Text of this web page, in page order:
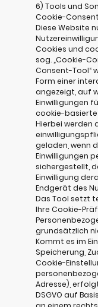
6) Tools und
Cookie-
Diese Website
Cookies und
sog. „Cookie-
Consent-Tool“
Form einer
angezeigt, auf
Einwilligungen
cookie-basierte
Hierbei werden
geladen, wenn
Einwilligungen
sichergestellt,
Einwilligung
Endgerät des
Das Tool setzt
Ihre Cookie-
grundsätzlich
Kommt es im
Speicherung,
Cookie-
Adresse),
DSGVO auf